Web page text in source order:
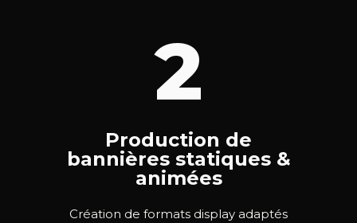
2
Production de
bannières statiques &
animées
Création de formats display adaptés